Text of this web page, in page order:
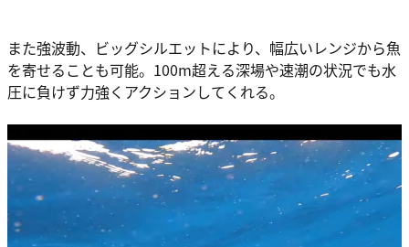
また強波動、ビッグシルエットにより、幅広いレンジから魚
を寄せることも可能。100m超える深場や速潮の状況でも水
圧に負けず力強くアクションしてくれる。